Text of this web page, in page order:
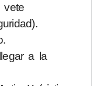
vete
a la